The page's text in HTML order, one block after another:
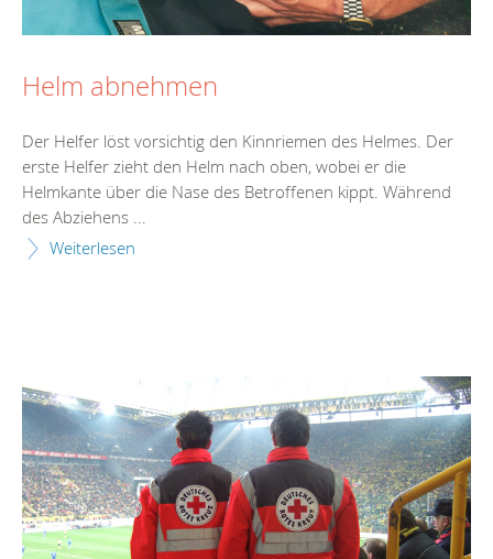
Helm abnehmen
Der Helfer löst vorsichtig den Kinnriemen des Helmes. Der
erste Helfer zieht den Helm nach oben, wobei er die
Helmkante über die Nase des Betroffenen kippt. Während
des Abziehens ...
Weiterlesen